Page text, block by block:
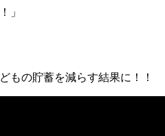
」
もの貯蓄を減らす結果に！！